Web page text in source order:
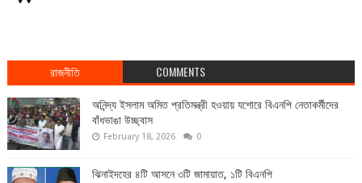
রাজনীতি COMMENTS
অনিন্দ্য ইসলাম অমিত প্রতিমন্ত্রী হওয়ায় যশোরে বিএনপি নেতাকর্মীদের
বাঁধভাঙা উচ্ছ্বাস
February 18, 2026 0
ঝিনাইদহের ৪টি আসনে ৩টি জামায়াত, ১টি বিএনপি